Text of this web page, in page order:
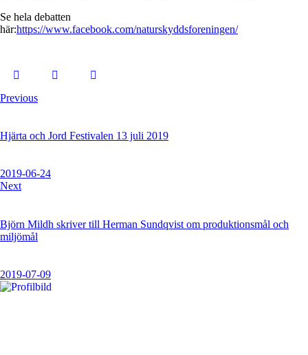
Se hela debatten
här:https://www.facebook.com/naturskyddsforeningen/
Previous
Hjärta och Jord Festivalen 13 juli 2019
2019-06-24
Next
Björn Mildh skriver till Herman Sundqvist om produktionsmål och
miljömål
2019-07-09